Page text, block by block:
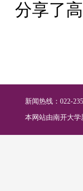
分享了
新闻热线：022-
本网站由南开大